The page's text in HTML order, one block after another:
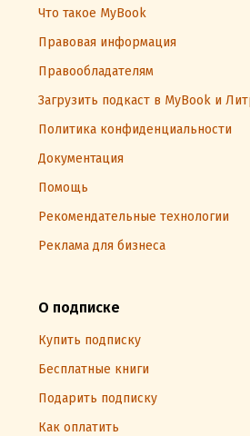
Что такое MyBook
Правовая информация
Правообладателям
Загрузить подкаст в MyBook и
Политика конфиденциальности
Документация
Помощь
Рекомендательные технологии
Реклама для бизнеса
О подписке
Купить подписку
Бесплатные книги
Подарить подписку
Как оплатить